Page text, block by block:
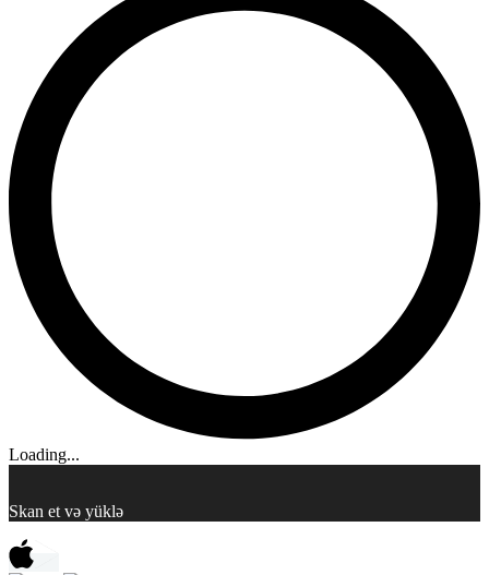
Loading...
Skan et və yüklə